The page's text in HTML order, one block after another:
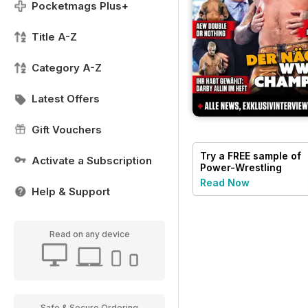
Pocketmags Plus+
Title A-Z
Category A-Z
Latest Offers
Gift Vouchers
Activate a Subscription
Help & Support
Read on any device
Try a FREE sample of
Power-Wrestling
Read Now